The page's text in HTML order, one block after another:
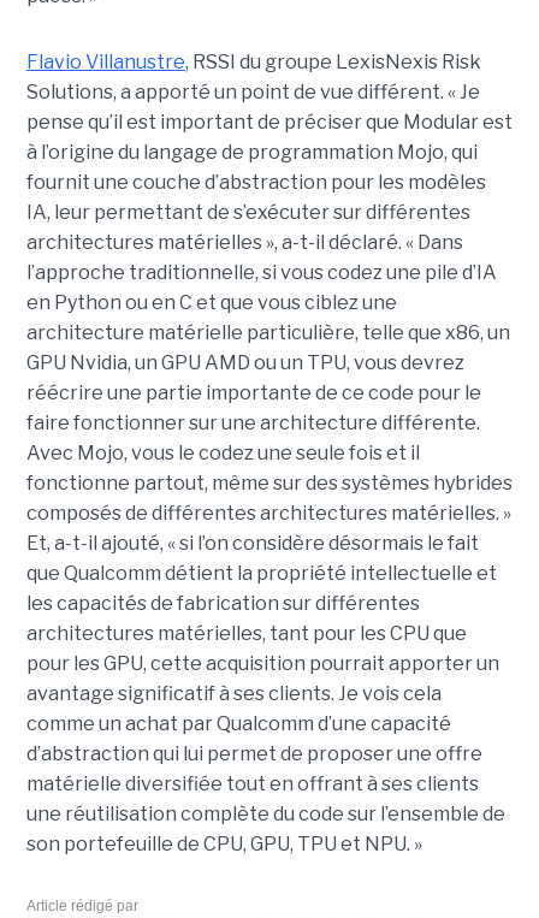
Flavio Villanustre, RSSI du groupe LexisNexis Risk
Solutions, a apporté un point de vue différent. « Je
pense qu’il est important de préciser que Modular est
à l’origine du langage de programmation Mojo, qui
fournit une couche d’abstraction pour les modèles
IA, leur permettant de s’exécuter sur différentes
architectures matérielles », a-t-il déclaré. « Dans
l’approche traditionnelle, si vous codez une pile d’IA
en Python ou en C et que vous ciblez une
architecture matérielle particulière, telle que x86, un
GPU Nvidia, un GPU AMD ou un TPU, vous devrez
réécrire une partie importante de ce code pour le
faire fonctionner sur une architecture différente.
Avec Mojo, vous le codez une seule fois et il
fonctionne partout, même sur des systèmes hybrides
composés de différentes architectures matérielles. »
Et, a-t-il ajouté, « si l’on considère désormais le fait
que Qualcomm détient la propriété intellectuelle et
les capacités de fabrication sur différentes
architectures matérielles, tant pour les CPU que
pour les GPU, cette acquisition pourrait apporter un
avantage significatif à ses clients. Je vois cela
comme un achat par Qualcomm d’une capacité
d’abstraction qui lui permet de proposer une offre
matérielle diversifiée tout en offrant à ses clients
une réutilisation complète du code sur l’ensemble de
son portefeuille de CPU, GPU, TPU et NPU. »
Article rédigé par